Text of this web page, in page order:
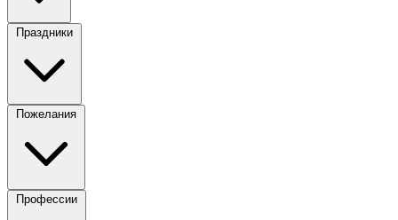
Праздники
Пожелания
Профессии